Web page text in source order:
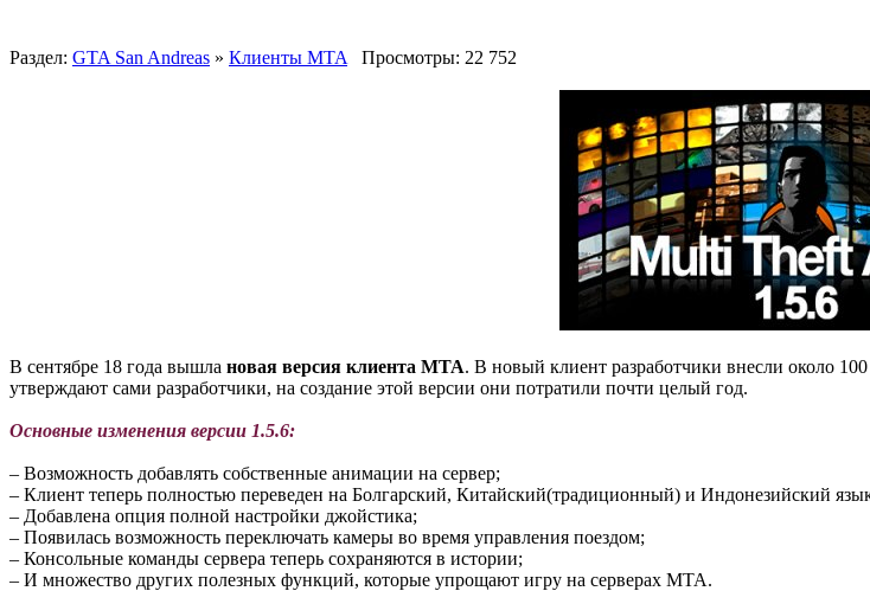
Раздел: GTA San Andreas » Клиенты MTA Просмотры: 22 752
В сентябре 18 года вышла новая версия клиента MTA. В новый клиент разработчики внесли около
утверждают сами разработчики, на создание этой версии они потратили почти целый год.
Основные изменения версии 1.5.6:
– Возможность добавлять собственные анимации на сервер;
– Клиент теперь полностью переведен на Болгарский, Китайский(традиционный) и Индонезийский
– Добавлена опция полной настройки джойстика;
– Появилась возможность переключать камеры во время управления поездом;
– Консольные команды сервера теперь сохраняются в истории;
– И множество других полезных функций, которые упрощают игру на серверах MTA.